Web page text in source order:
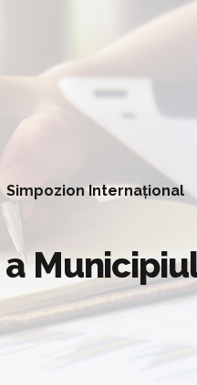
Simpozion Internațional